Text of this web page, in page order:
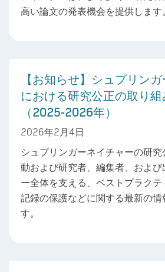
高い論文の発表機会を提供します。
【お知らせ】シュプリン
における研究公正の取り
（2025-2026年）
2026年2月4日
シュプリンガーネイチャーの研
動および研究者、編集者、および
ー全体を支える、ベストプラク
記録の保護などに関する最新の情
す。